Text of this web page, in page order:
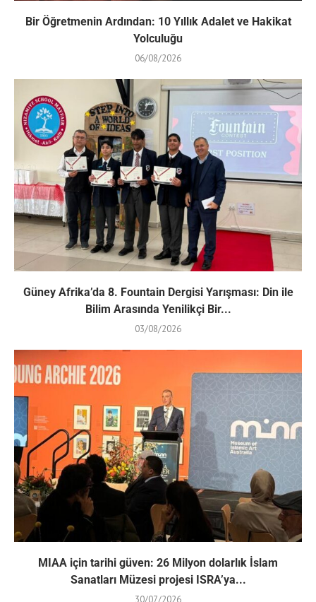
Bir Öğretmenin Ardından: 10 Yıllık Adalet ve Hakikat
Yolculuğu
06/08/2026
Güney Afrika’da 8. Fountain Dergisi Yarışması: Din ile
Bilim Arasında Yenilikçi Bir...
03/08/2026
MIAA için tarihi güven: 26 Milyon dolarlık İslam
Sanatları Müzesi projesi ISRA’ya...
30/07/2026